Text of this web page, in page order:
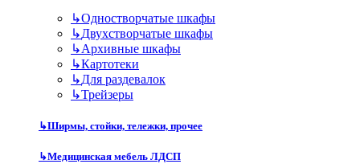
↳Одностворчатые шкафы
↳Двухстворчатые шкафы
↳Архивные шкафы
↳Картотеки
↳Для раздевалок
↳Трейзеры
↳Ширмы, стойки, тележки, прочее
↳Медицинская мебель ЛДСП